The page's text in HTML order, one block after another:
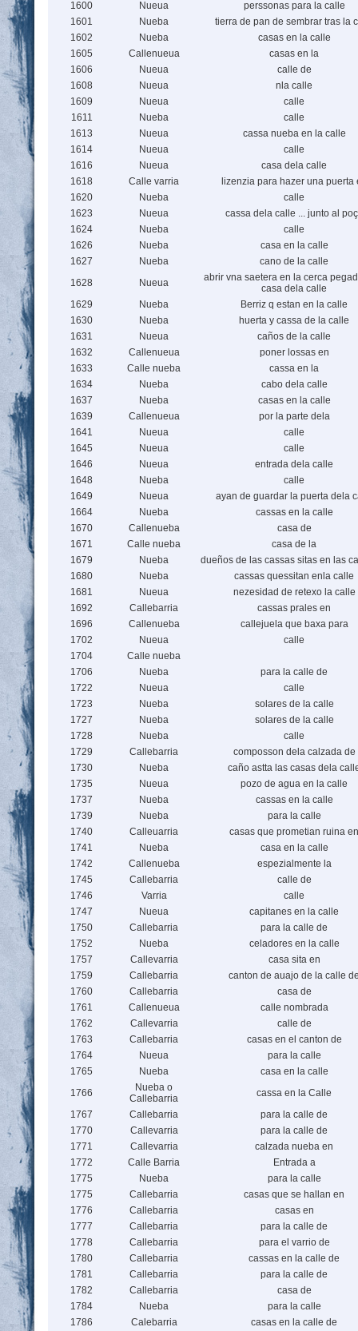
1600
Nueua
perssonas para la calle
1601
Nueba
tierra de pan de sembrar tras la
1602
Nueba
casas en la calle
1605
Callenueua
casas en la
1606
Nueua
calle de
1608
Nueua
nla calle
1609
Nueua
calle
1611
Nueba
calle
1613
Nueua
cassa nueba en la calle
1614
Nueua
calle
1616
Nueua
casa dela calle
1618
Calle varria
lizenzia para hazer una puerta
1620
Nueba
calle
1623
Nueua
cassa dela calle ... junto al
1624
Nueba
calle
1626
Nueba
casa en la calle
1627
Nueba
cano de la calle
1628
Nueua
abrir vna saetera en la cerca
casa dela calle
1629
Nueba
Berriz q estan en la calle
1630
Nueba
huerta y cassa de la calle
1631
Nueua
caños de la calle
1632
Callenueua
poner lossas en
1633
Calle nueba
cassa en la
1634
Nueba
cabo dela calle
1637
Nueba
casas en la calle
1639
Callenueua
por la parte dela
1641
Nueua
calle
1645
Nueua
calle
1646
Nueua
entrada dela calle
1648
Nueba
calle
1649
Nueua
ayan de guardar la puerta dela
1664
Nueba
cassas en la calle
1670
Callenueba
casa de
1671
Calle nueba
casa de la
1679
Nueba
dueños de las cassas sitas en las
1680
Nueba
cassas quessitan enla calle
1681
Nueua
nezesidad de retexo la calle
1692
Callebarria
cassas prales en
1696
Callenueba
callejuela que baxa para
1702
Nueua
calle
1704
Calle nueba
1706
Nueba
para la calle de
1722
Nueua
calle
1723
Nueba
solares de la calle
1727
Nueba
solares de la calle
1728
Nueba
calle
1729
Callebarria
composson dela calzada de
1730
Nueba
caño astta las casas dela
1735
Nueua
pozo de agua en la calle
1737
Nueba
cassas en la calle
1739
Nueba
para la calle
1740
Calleuarria
casas que prometian ruina en
1741
Nueba
casa en la calle
1742
Callenueba
espezialmente la
1745
Callebarria
calle de
1746
Varria
calle
1747
Nueua
capitanes en la calle
1750
Callebarria
para la calle de
1752
Nueba
celadores en la calle
1757
Callevarria
casa sita en
1759
Callebarria
canton de auajo de la calle
1760
Callebarria
casa de
1761
Callenueua
calle nombrada
1762
Callevarria
calle de
1763
Callebarria
casas en el canton de
1764
Nueua
para la calle
1765
Nueba
casa en la calle
1766
Nueba o
Callebarria
cassa en la Calle
1767
Callebarria
para la calle de
1770
Callevarria
para la calle de
1771
Callevarria
calzada nueba en
1772
Calle Barria
Entrada a
1775
Nueba
para la calle
1775
Callebarria
casas que se hallan en
1776
Callebarria
casas en
1777
Callebarria
para la calle de
1778
Callebarria
para el varrio de
1780
Callebarria
cassas en la calle de
1781
Callebarria
para la calle de
1782
Callebarria
casa de
1784
Nueba
para la calle
1786
Calebarria casas en la calle de